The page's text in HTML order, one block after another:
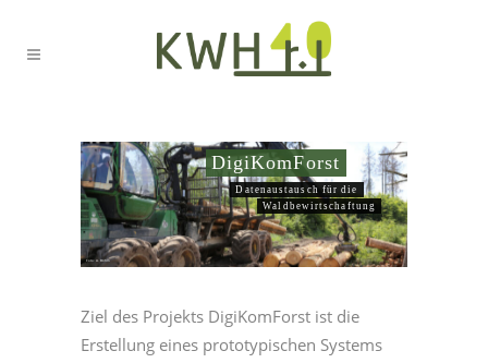
Waldbewirtschaftung
Datenaustausch für die
DigiKomForst
Foto: A. Böhm
Ziel des Projekts DigiKomForst ist die
Erstellung eines prototypischen Systems